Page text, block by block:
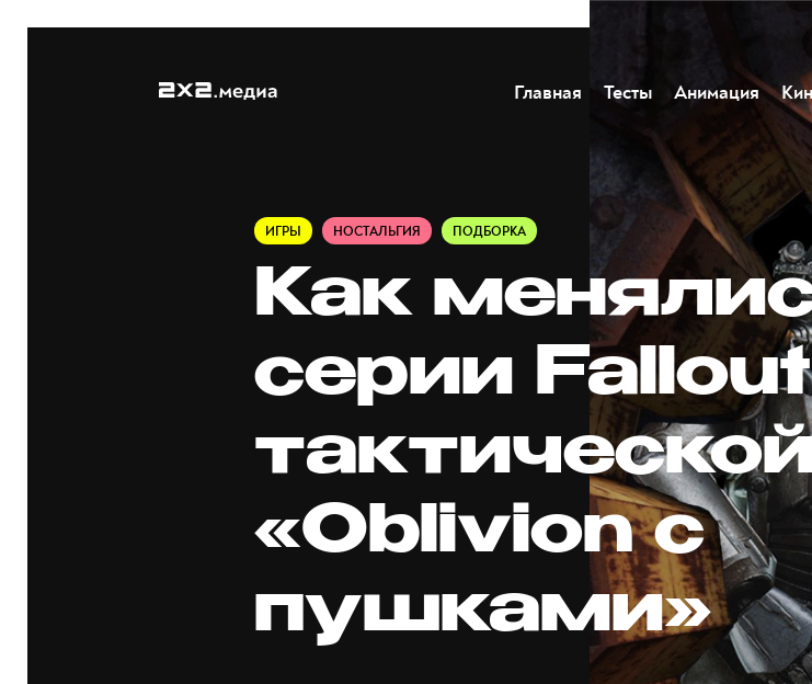
Главная Тесты Анимация
ИГРЫ НОСТАЛЬГИЯ ПОДБОРКА
Как
серии
«Oblivion с
пушками»